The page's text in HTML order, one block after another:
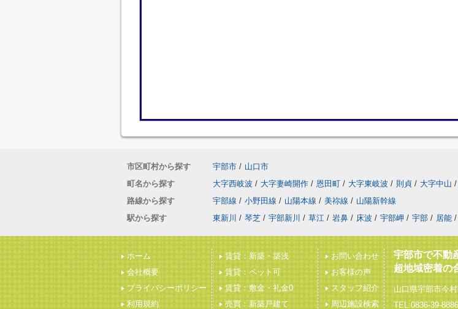
市区町村から探す 宇部市 / 山口市
町名から探す
大字西岐波 / 大字妻崎開作 / 恩田町 / 大字東岐波 / 則貞 / 大字中山 /
路線から探す
宇部線 / 小野田線 / 山陽本線 / 美祢線 / 山陽新幹線
駅から探す
東新川 / 琴芝 / 宇部新川 / 草江 / 岩鼻 / 床波 / 宇部岬 / 宇部 / 居能 /
ホーム
会社概要
プライバシーポリシー
利用規約
賃貸：新築・築浅
賃貸：ペット可
賃貸：敷金・礼金0
売買：新築戸建て
お問い合わせ
お客様の声
スタッフ紹介
周辺施設検索
宇部市で不動
超地域密着の
山口県宇部市今
TEL:0836-39-8886